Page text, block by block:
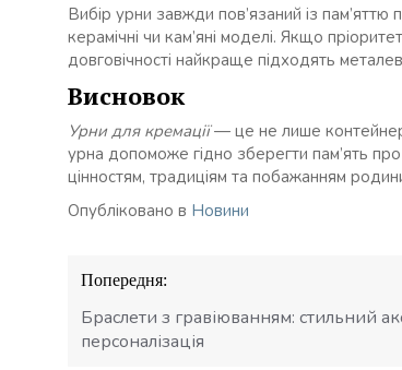
Вибір урни завжди пов’язаний із
керамічні чи кам’яні моделі. Якщо
довговічності найкраще підходять
Висновок
Урни для кремації— це не лише контейнер
урна допоможе гідно зберегти пам’ять
цінностям, традиціям та побажанням
Опубліковано в Новини
Навігація
записів
Попередня:
Браслети з гравіюванням: стильний
персоналізація